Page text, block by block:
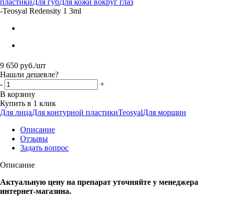
-Teosyal Redensity 1 3ml
9 650 руб./шт
Нашли дешевле?
-
+
В корзину
Купить в 1 клик
Для лицаДля контурной пластикиTeosyalДля морщин
Описание
Отзывы
Задать вопрос
Описание
Актуальную цену на препарат уточняйте у менеджера
интернет-магазина.